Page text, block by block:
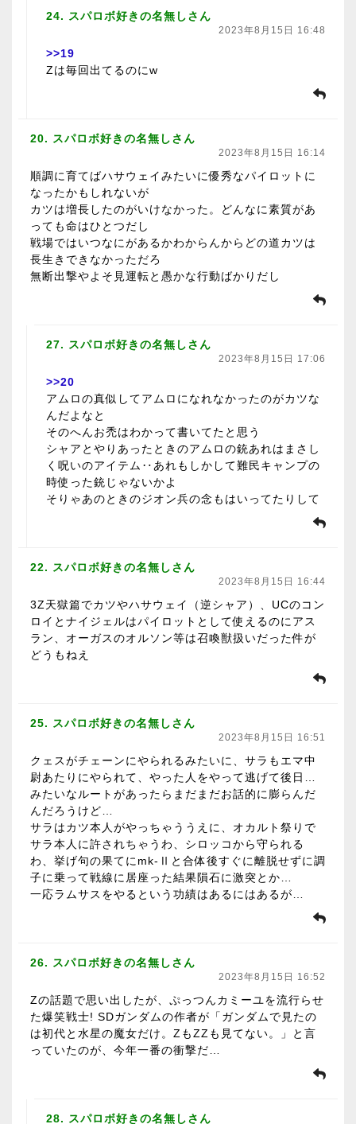
24. スパロボ好きの名無しさん
2023年8月15日 16:48
>>19
Zは毎回出てるのにw
20. スパロボ好きの名無しさん
2023年8月15日 16:14
順調に育てばハサウェイみたいに優秀なパイロットに
なったかもしれないが
カツは増長したのがいけなかった。どんなに素質があ
っても命はひとつだし
戦場ではいつなにがあるかわからんからどの道カツは
長生きできなかっただろ
無断出撃やよそ見運転と愚かな行動ばかりだし
27. スパロボ好きの名無しさん
2023年8月15日 17:06
>>20
アムロの真似してアムロになれなかったのがカツな
んだよなと
そのへんお禿はわかって書いてたと思う
シャアとやりあったときのアムロの銃あれはまさし
く呪いのアイテム‥あれもしかして難民キャンプの
時使った銃じゃないかよ
そりゃあのときのジオン兵の念もはいってたりして
22. スパロボ好きの名無しさん
2023年8月15日 16:44
3Z天獄篇でカツやハサウェイ（逆シャア）、UCのコン
ロイとナイジェルはパイロットとして使えるのにアス
ラン、オーガスのオルソン等は召喚獣扱いだった件が
どうもねえ
25. スパロボ好きの名無しさん
2023年8月15日 16:51
クェスがチェーンにやられるみたいに、サラもエマ中
尉あたりにやられて、やった人をやって逃げて後日…
みたいなルートがあったらまだまだお話的に膨らんだ
んだろうけど…
サラはカツ本人がやっちゃううえに、オカルト祭りで
サラ本人に許されちゃうわ、シロッコから守られる
わ、挙げ句の果てにmk-Ⅱと合体後すぐに離脱せずに調
子に乗って戦線に居座った結果隕石に激突とか…
一応ラムサスをやるという功績はあるにはあるが…
26. スパロボ好きの名無しさん
2023年8月15日 16:52
Zの話題で思い出したが、ぷっつんカミーユを流行らせ
た爆笑戦士! SDガンダムの作者が「ガンダムで見たの
は初代と水星の魔女だけ。ZもZZも見てない。」と言
っていたのが、今年一番の衝撃だ…
28. スパロボ好きの名無しさん